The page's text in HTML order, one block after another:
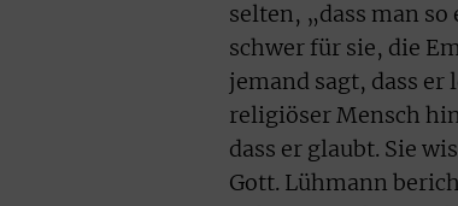
selten, „dass man
schwer für sie, die
jemand sagt, dass
religiöser Mensch
dass er glaubt. Sie
Gott. Lühmann